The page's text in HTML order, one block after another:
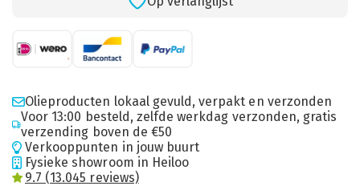
Olieproducten lokaal gevuld, verpakt en verzonden
Voor 13:00 besteld, zelfde werkdag verzonden, gratis
verzending boven de €50
Verkooppunten in jouw buurt
Fysieke showroom in Heiloo
9.7 (13.045 reviews)